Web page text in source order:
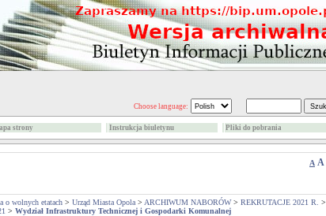
Choose language:
strony Instrukcja biuletynu Pliki do pobrania
A A
o wolnych etatach > Urząd Miasta Opola > ARCHIWUM NABORÓW> REKRUTACJE 2021 R.
>
> Wydział Infrastruktury Technicznej i Gospodarki Komunalnej